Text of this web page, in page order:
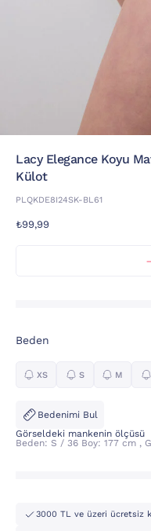
Lacy Elegance Koyu
Külot
PLQKDE8I24SK-BL61
₺99,99
Beden
XS S M
Bedenimi Bul
Görseldeki mankenin ölçüsü
Beden: S / 36 Boy: 177 cm ,
3000 TL ve üzeri ücretsiz